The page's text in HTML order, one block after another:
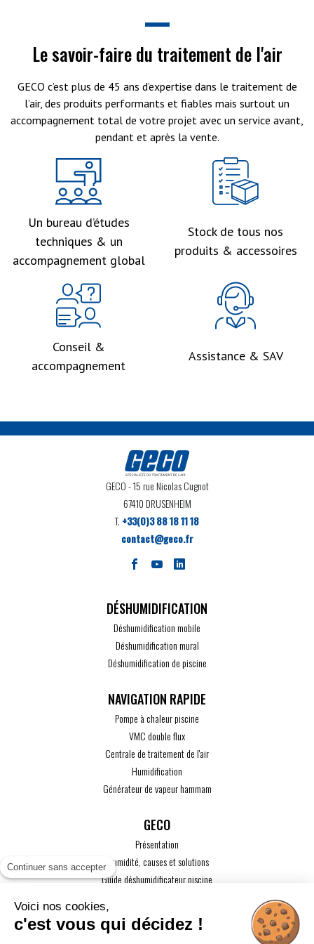
Continuer sans accepter
Voici nos cookies,
c'est vous qui décidez !
Le savoir-faire du traitement de l'air
GECO c’est plus de 45 ans d’expertise dans le traitement de
l’air, des produits performants et fiables mais surtout un
accompagnement total de votre projet avec un service avant,
pendant et après la vente.
Un bureau d’études
techniques & un
accompagnement global
Stock de tous nos
produits & accessoires
Conseil &
accompagnement
Assistance & SAV
GECO- 15 rue Nicolas Cugnot
67410 DRUSENHEIM
T. +33(0)3 88 18 11 18
contact@geco.fr
DÉSHUMIDIFICATION
Déshumidification mobile
Déshumidification mural
Déshumidification de piscine
Pompe à chaleur piscine
VMC double flux
Centrale de traitement de l'air
Humidification
Générateur de vapeur hammam
GECO
Présentation
L'humidité, causes et solutions
Guide déshumidificateur piscine
Guide VMC